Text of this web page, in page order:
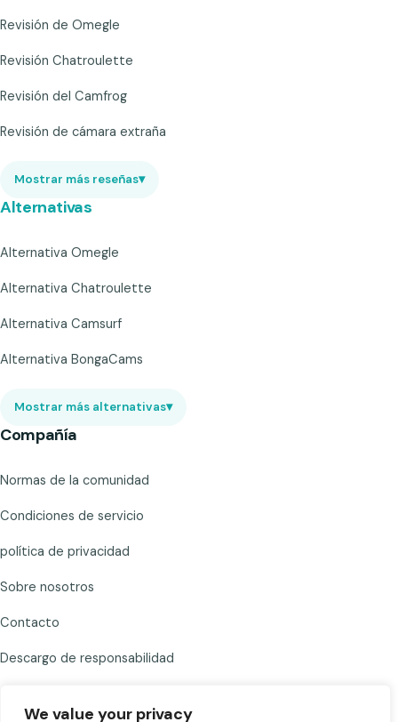
We value your privacy
Revisión de Omegle
Revisión Chatroulette
Revisión del Camfrog
Revisión de cámara extraña
Mostrar más reseñas▾
Alternativas
Alternativa Omegle
Alternativa Chatroulette
Alternativa Camsurf
Alternativa BongaCams
Mostrar más alternativas▾
Compañía
Normas de la comunidad
Condiciones de servicio
política de privacidad
Sobre nosotros
Contacto
Descargo de responsabilidad